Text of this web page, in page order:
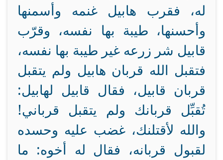
له، فقرب هابيل غنمه وأسمنها
وأحسنها، طيبة بها نفسه، وقرّب
قابيل شر زرعه غير طيبة بها نفسه،
فتقبل الله قربان هابيل ولم يتقبل
قربان قابيل، فقال قابيل لهابيل:
تُقبِّل قربانك ولم يتقبل قرباني!
والله لأقتلنك، غضب عليه وحسده
لقبول قربانه، فقال له أخوه: ما